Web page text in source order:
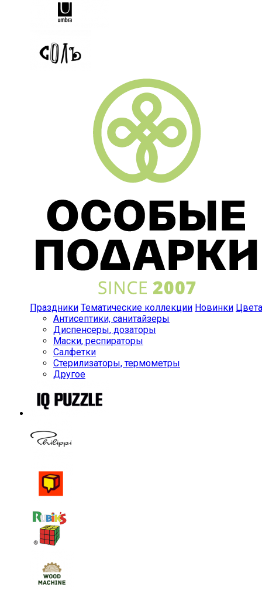
Праздники Тематические коллекции Новинки Цвета
Антисептики, санитайзеры
Диспенсеры, дозаторы
Маски, респираторы
Салфетки
Стерилизаторы, термометры
Другое